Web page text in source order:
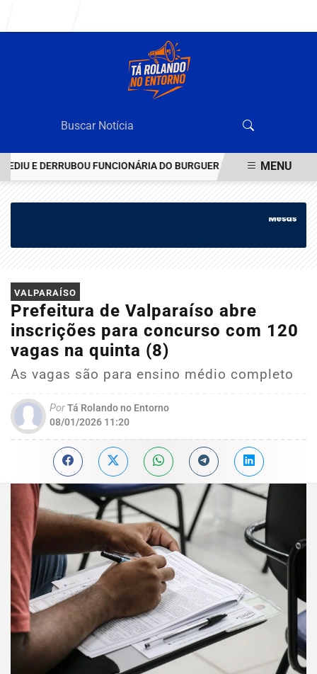
E DERRUBOU FUNCIONÁRIA DO BURGUER KING EM VALPARAÍSO
MENU
VALPARAÍSO
Prefeitura de Valparaíso abre
inscrições para concurso com 120
vagas na quinta (8)
As vagas são para ensino médio completo
PorTá Rolando no Entorno
08/01/2026 11:20